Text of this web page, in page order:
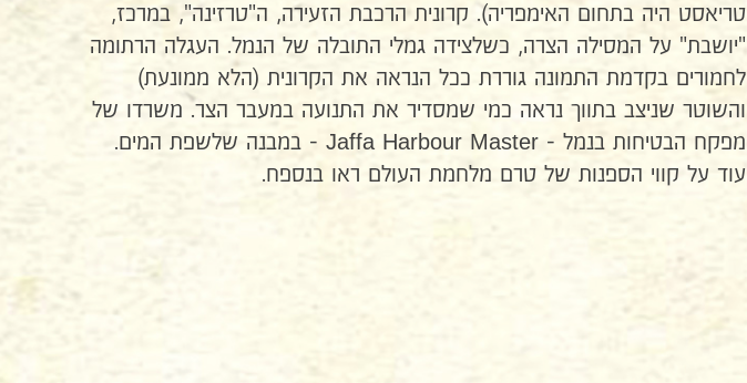
טריאסט היה בתחום האימפריה). קרונית הרכבת הזעירה, ה"טרזינה", במרכז,
"יושבת" על המסילה הצרה, כשלצידה גמלי התובלה של הנמל. העגלה הרתומה
לחמורים בקדמת התמונה גוררת ככל הנראה את הקרונית (הלא ממונעת)
והשוטר שניצב בתווך נראה כמי שמסדיר את התנועה במעבר הצר. משרדו של
מפקח הבטיחות בנמל - Jaffa Harbour Master - במבנה שלשפת המים.
עוד על קווי הספנות של טרם מלחמת העולם ראו בנספח.